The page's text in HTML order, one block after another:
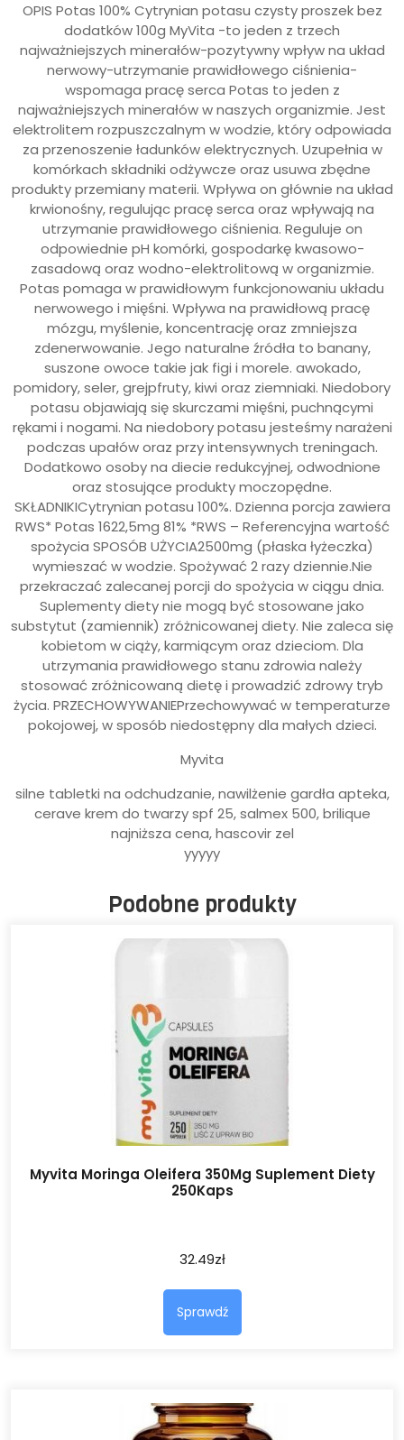
OPIS Potas 100% Cytrynian potasu czysty proszek bez
dodatków 100g MyVita -to jeden z trzech
najważniejszych minerałów-pozytywny wpływ na układ
nerwowy-utrzymanie prawidłowego ciśnienia-
wspomaga pracę serca Potas to jeden z
najważniejszych minerałów w naszych organizmie. Jest
elektrolitem rozpuszczalnym w wodzie, który odpowiada
za przenoszenie ładunków elektrycznych. Uzupełnia w
komórkach składniki odżywcze oraz usuwa zbędne
produkty przemiany materii. Wpływa on głównie na układ
krwionośny, regulując pracę serca oraz wpływają na
utrzymanie prawidłowego ciśnienia. Reguluje on
odpowiednie pH komórki, gospodarkę kwasowo-
zasadową oraz wodno-elektrolitową w organizmie.
Potas pomaga w prawidłowym funkcjonowaniu układu
nerwowego i mięśni. Wpływa na prawidłową pracę
mózgu, myślenie, koncentrację oraz zmniejsza
zdenerwowanie. Jego naturalne źródła to banany,
suszone owoce takie jak figi i morele. awokado,
pomidory, seler, grejpfruty, kiwi oraz ziemniaki. Niedobory
potasu objawiają się skurczami mięśni, puchnącymi
rękami i nogami. Na niedobory potasu jesteśmy narażeni
podczas upałów oraz przy intensywnych treningach.
Dodatkowo osoby na diecie redukcyjnej, odwodnione
oraz stosujące produkty moczopędne.
SKŁADNIKICytrynian potasu 100%. Dzienna porcja zawiera
RWS* Potas 1622,5mg 81% *RWS – Referencyjna wartość
spożycia SPOSÓB UŻYCIA2500mg (płaska łyżeczka)
wymieszać w wodzie. Spożywać 2 razy dziennie.Nie
przekraczać zalecanej porcji do spożycia w ciągu dnia.
Suplementy diety nie mogą być stosowane jako
substytut (zamiennik) zróżnicowanej diety. Nie zaleca się
kobietom w ciąży, karmiącym oraz dzieciom. Dla
utrzymania prawidłowego stanu zdrowia należy
stosować zróżnicowaną dietę i prowadzić zdrowy tryb
życia. PRZECHOWYWANIEPrzechowywać w temperaturze
pokojowej, w sposób niedostępny dla małych dzieci.
Myvita
silne tabletki na odchudzanie, nawilżenie gardła apteka,
cerave krem do twarzy spf 25, salmex 500, brilique
najniższa cena, hascovir zel
yyyyy
Podobne produkty
Myvita Moringa Oleifera 350Mg Suplement Diety
250Kaps
32.49zł
Sprawdź